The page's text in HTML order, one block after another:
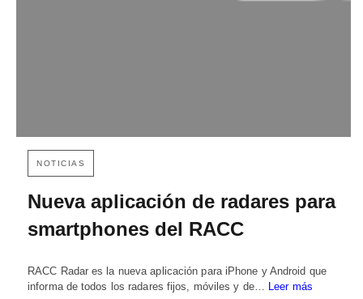
NOTICIAS
Nueva aplicación de radares para
smartphones del RACC
RACC Radar es la nueva aplicación para iPhone y Android que
informa de todos los radares fijos, móviles y de… Leer más